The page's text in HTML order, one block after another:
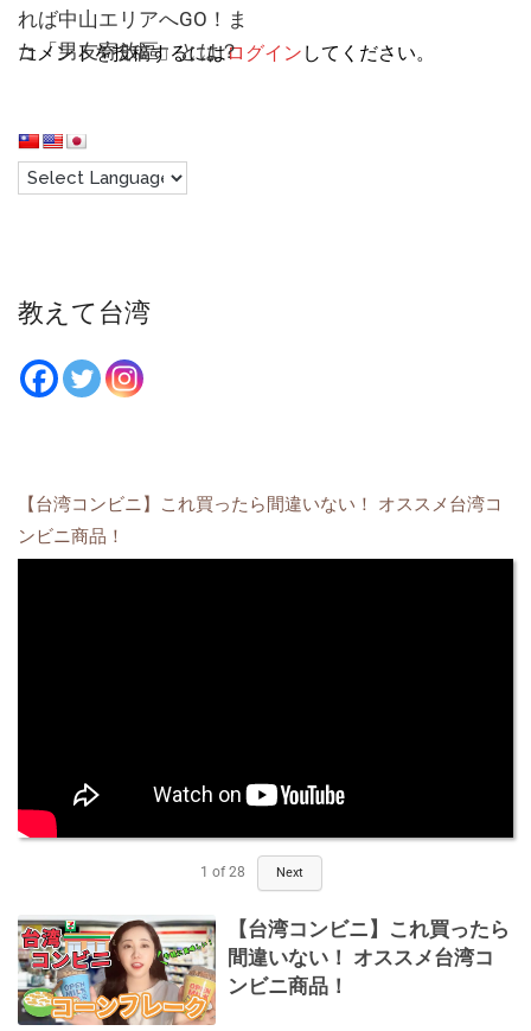
れば中山エリアへGO！ま
た「男友寄放區」とは？
コメントを投稿するにはログイン してください。
教えて台湾
【台湾コンビニ】これ買ったら間違いない！ オススメ台湾コ
ンビニ商品！
1 of 28 Next
【台湾コンビニ】これ買ったら
間違いない！ オススメ台湾コ
ンビニ商品！